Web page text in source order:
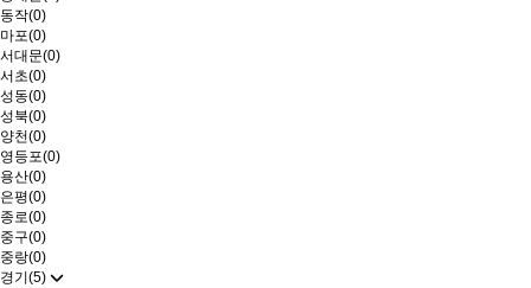
동작(0)
마포(0)
서대문(0)
서초(0)
성동(0)
성북(0)
양천(0)
영등포(0)
용산(0)
은평(0)
종로(0)
중구(0)
중랑(0)
경기(5)